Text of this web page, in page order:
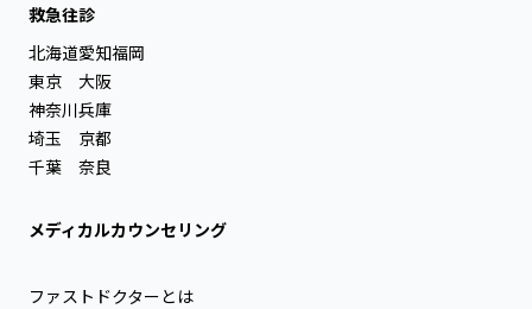
救急往診
北海道
東京
神奈川
埼玉
千葉
愛知
大阪
兵庫
京都
奈良
福岡
メディカルカウンセリング
ファストドクターとは